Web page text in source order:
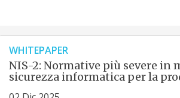
WHITEPAPER
NIS-2: Normative più severe in
sicurezza informatica per la